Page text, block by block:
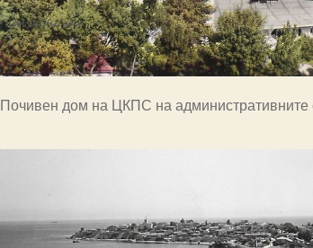
Почивен дом на ЦКПС на административните